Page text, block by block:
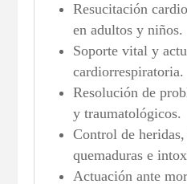
Resucitación
en adultos y niños.
Soporte vital y
cardiorrespiratoria.
Resolución de
y traumatológicos.
Control de
quemaduras e
Actuación ante